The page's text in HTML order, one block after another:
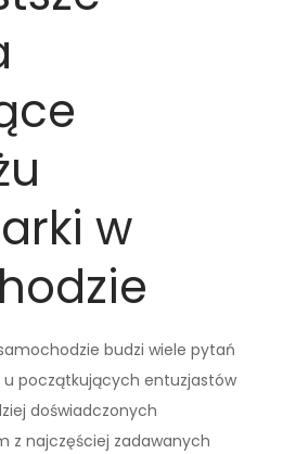
w
budzi wiele pytań
u początkujących entuzjastów
doświadczonych
z najczęściej zadawanych